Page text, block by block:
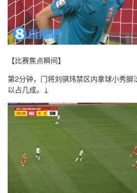
【比赛焦点瞬间】
第2分钟，门将刘骐玮禁区内拿球小秀
以占几成。↓